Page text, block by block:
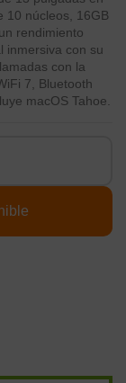
10 núcleos, 16GB
rendimiento
inmersiva con su
con la
7, Bluetooth
macOS Tahoe.